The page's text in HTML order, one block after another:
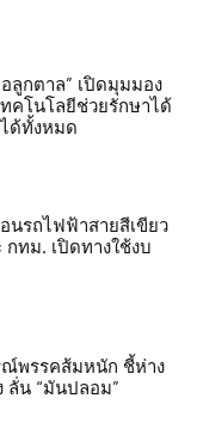
กตาล” เปิดมุมมอง
คโนโลยีช่วยรักษาได้
ด้ทั้งหมด
นรถไฟฟ้าสายสีเขียว
ทม. เปิดทางใช้งบ
ณ์พรรคส้มหนัก ชี้ห่าง
ลั่น “มันปลอม”